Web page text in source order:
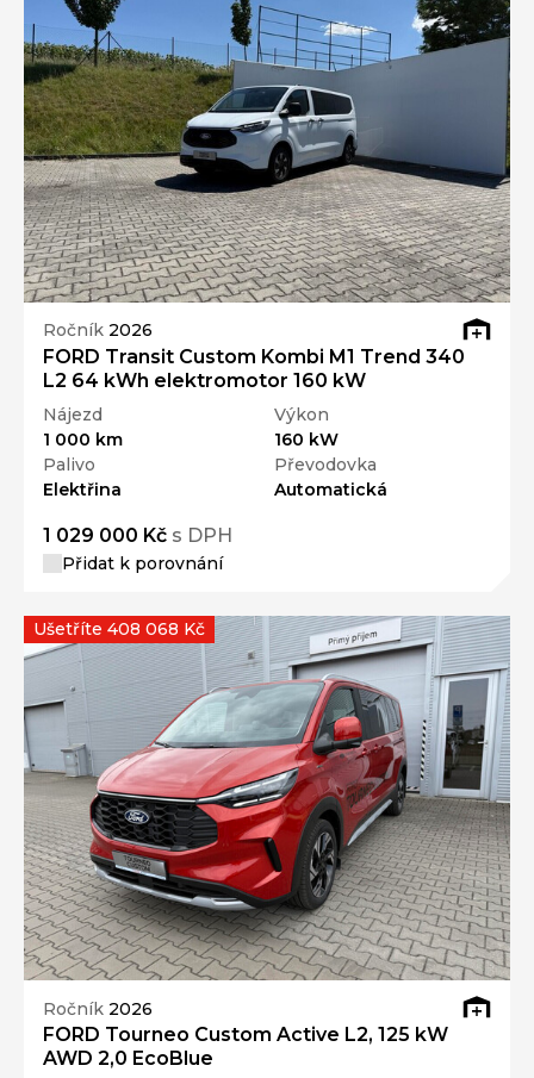
Ročník 2026
FORD Transit Custom Kombi M1 Trend 340
L2 64 kWh elektromotor 160 kW
Nájezd
1 000 km
Výkon
160 kW
Palivo
Elektřina
Převodovka
Automatická
1 029 000 Kč s DPH
Přidat k porovnání
Ročník 2026
FORD Tourneo Custom Active L2, 125 kW
AWD 2,0 EcoBlue
Ušetříte 408 068 Kč